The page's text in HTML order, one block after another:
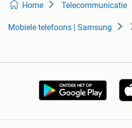
Home Telecommunicatie
Mobiele telefoons | Samsung